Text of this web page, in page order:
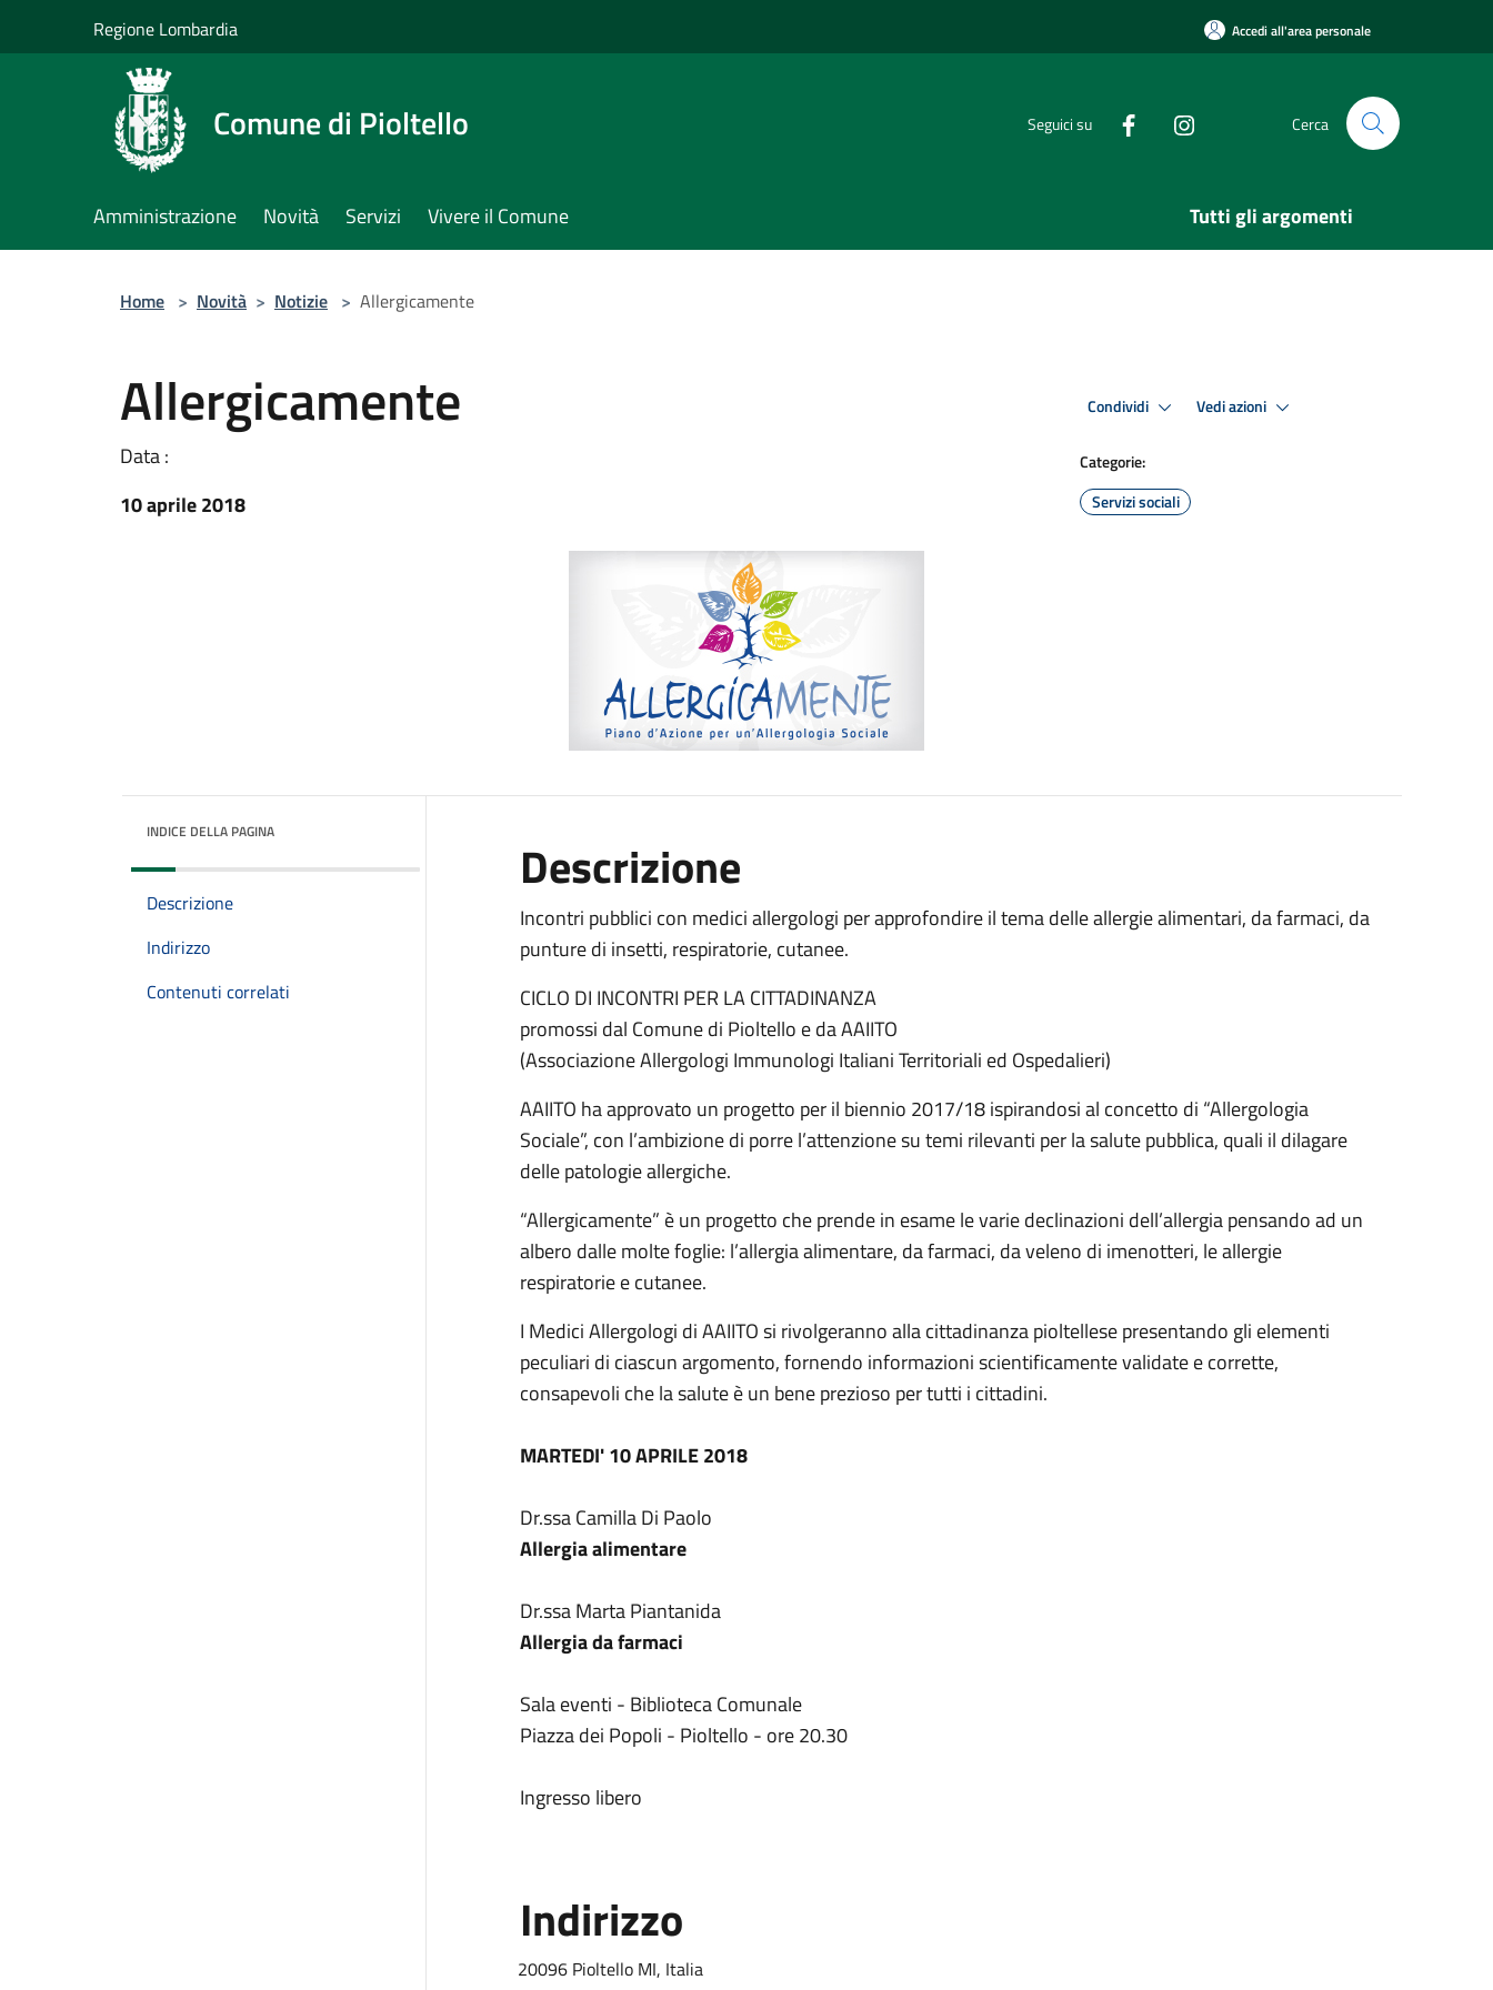
Regione Lombardia Accedi all'area personale
Comune di Pioltello Seguici su Cerca
Amministrazione Novità Servizi Vivere il Comune Tutti gli argomenti
Home > Novità > Notizie > Allergicamente
Allergicamente
Data :
10 aprile 2018
Condividi Vedi azioni
Categorie:
Servizi sociali
INDICE DELLA PAGINA
Descrizione
Indirizzo
Contenuti correlati
Descrizione
Incontri pubblici con medici allergologi per approfondire il tema delle allergie alimentari, da farmaci, da
punture di insetti, respiratorie, cutanee.
CICLO DI INCONTRI PER LA CITTADINANZA
promossi dal Comune di Pioltello e da AAIITO
(Associazione Allergologi Immunologi Italiani Territoriali ed Ospedalieri)
AAIITO ha approvato un progetto per il biennio 2017/18 ispirandosi al concetto di “Allergologia
Sociale”, con l’ambizione di porre l’attenzione su temi rilevanti per la salute pubblica, quali il dilagare
delle patologie allergiche.
“Allergicamente” è un progetto che prende in esame le varie declinazioni dell’allergia pensando ad un
albero dalle molte foglie: l’allergia alimentare, da farmaci, da veleno di imenotteri, le allergie
respiratorie e cutanee.
I Medici Allergologi di AAIITO si rivolgeranno alla cittadinanza pioltellese presentando gli elementi
peculiari di ciascun argomento, fornendo informazioni scientificamente validate e corrette,
consapevoli che la salute è un bene prezioso per tutti i cittadini.
MARTEDI' 10 APRILE 2018
Dr.ssa Camilla Di Paolo
Allergia alimentare
Dr.ssa Marta Piantanida
Allergia da farmaci
Sala eventi - Biblioteca Comunale
Piazza dei Popoli - Pioltello - ore 20.30
Ingresso libero
Indirizzo
20096 Pioltello MI, Italia